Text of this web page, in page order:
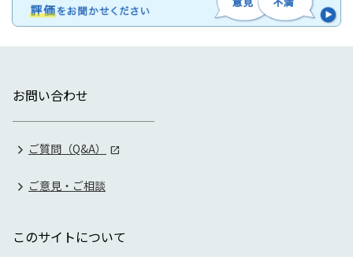
お問い合わせ
ご質問（Q&A）
ご意見・ご相談
このサイトについて